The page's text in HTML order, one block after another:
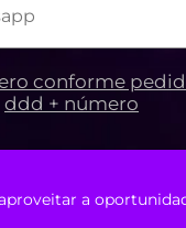
conforme
ddd + número
a